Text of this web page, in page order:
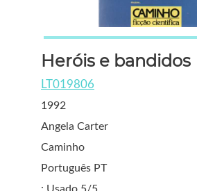
Heróis e bandidos
LT019806
1992
Angela Carter
Caminho
Português PT
: Usado 5/5